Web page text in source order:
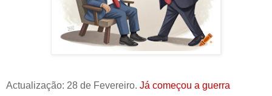
Actualização: 28 de Fevereiro. Já começou a guerra